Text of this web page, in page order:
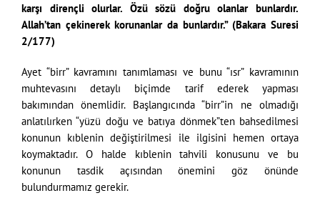
karşı dirençli olurlar. Özü sözü doğru olanlar bunlardır.
Allah’tan çekinerek korunanlar da bunlardır.” (Bakara Suresi
2/177)
Ayet “birr” kavramını tanımlaması ve bunu “ısr” kavramının
muhtevasını detaylı biçimde tarif ederek yapması
bakımından önemlidir. Başlangıcında “birr”in ne olmadığı
anlatılırken “yüzü doğu ve batıya dönmek”ten bahsedilmesi
konunun kıblenin değiştirilmesi ile ilgisini hemen ortaya
koymaktadır. O halde kıblenin tahvili konusunu ve bu
konunun tasdik açısından önemini göz önünde
bulundurmamız gerekir.